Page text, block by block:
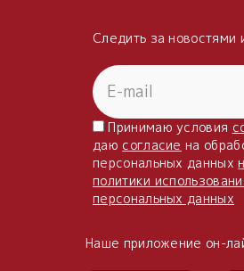
Следить за новостями
Принимаю условия
даю согласие на
персональных данных
политики
персональных данных
Наше приложение он-